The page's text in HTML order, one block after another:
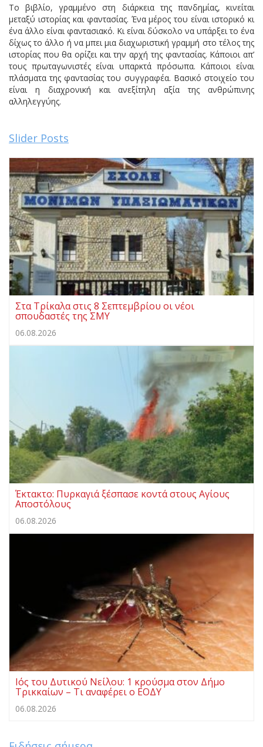
Το βιβλίο, γραμμένο στη διάρκεια της πανδημίας, κινείται
μεταξύ ιστορίας και φαντασίας. Ένα μέρος του είναι ιστορικό κι
ένα άλλο είναι φαντασιακό. Κι είναι δύσκολο να υπάρξει το ένα
δίχως το άλλο ή να μπει μια διαχωριστική γραμμή στο τέλος της
ιστορίας που θα ορίζει και την αρχή της φαντασίας. Κάποιοι απ’
τους πρωταγωνιστές είναι υπαρκτά πρόσωπα. Κάποιοι είναι
πλάσματα της φαντασίας του συγγραφέα. Βασικό στοιχείο του
είναι η διαχρονική και ανεξίτηλη αξία της ανθρώπινης
αλληλεγγύης.
Slider Posts
Στα Τρίκαλα στις 8 Σεπτεμβρίου οι νέοι
σπουδαστές της ΣΜΥ
06.08.2026
Έκτακτο: Πυρκαγιά ξέσπασε κοντά στους Αγίους
Αποστόλους
06.08.2026
Ιός του Δυτικού Νείλου: 1 κρούσμα στον Δήμο
Τρικκαίων – Τι αναφέρει ο ΕΟΔΥ
06.08.2026